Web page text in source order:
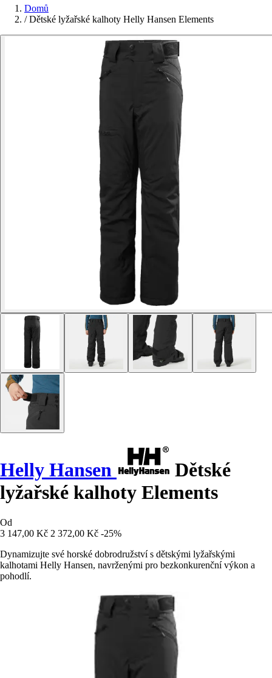
Domů
/ Dětské lyžařské kalhoty Helly Hansen Elements
Helly Hansen
Dětské
lyžařské kalhoty Elements
Od
3 147,00 Kč 2 372,00 Kč -25%
Dynamizujte své horské dobrodružství s dětskými lyžařskými
kalhotami Helly Hansen, navrženými pro bezkonkurenční výkon a
pohodlí.